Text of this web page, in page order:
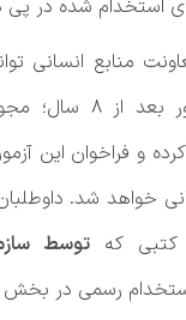
استخدام شده در
منابع انسانی
استخدامی کشور
و فراخوان این
خواهد شد.
کتبی که توسط
رسمی در بخش